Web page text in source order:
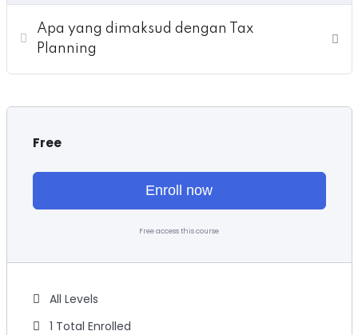
Apa yang dimaksud dengan Tax
Planning
Free
Enroll now
Free access this course
All Levels
1 Total Enrolled